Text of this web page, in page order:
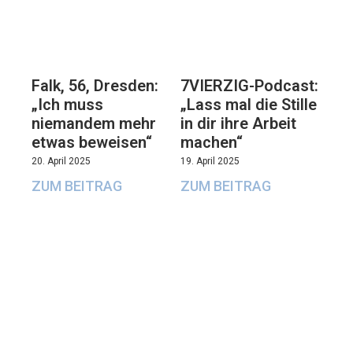
Falk, 56, Dresden:
„Ich muss
niemandem mehr
etwas beweisen“
20. April 2025
ZUM BEITRAG
7VIERZIG-Podcast:
„Lass mal die Stille
in dir ihre Arbeit
machen“
19. April 2025
ZUM BEITRAG